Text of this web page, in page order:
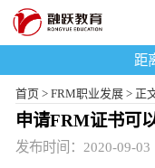
距
首页> FRM职业发展 > 正
申请FRM证书可
发布时间：2020-09-03